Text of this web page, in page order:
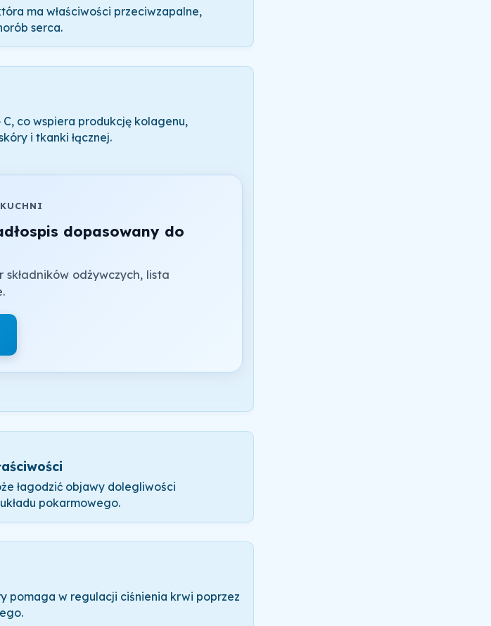
ma właściwości przeciwzapalne,
serca.
co wspiera produkcję kolagenu,
i tkanki łącznej.
dopasowany do
odżywczych, lista
łagodzić objawy dolegliwości
pokarmowego.
pomaga w regulacji ciśnienia krwi poprzez